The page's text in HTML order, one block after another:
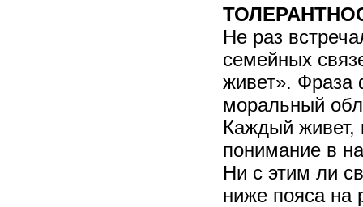
Не раз
семейных
живет». Фраза
моральный
Каждый живет,
понимание в
Ни с этим ли
ниже пояса на